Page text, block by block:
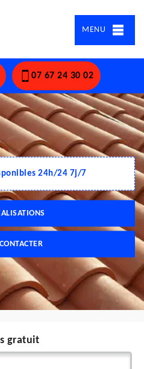
MENU
07 67 24 30 02
24h/24 7j/7
gratuit